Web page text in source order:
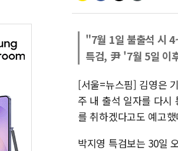
"7월 1일 불출석 시
특검, 尹 '7월 5일 이
[서울=뉴스핌] 김영은
주 내 출석 일자를 다시
를 취하겠다고도 예고
박지영 특검보는 30일